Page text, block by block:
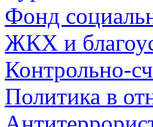
Фонд
ЖКХ и
Контрольно-
Политика в